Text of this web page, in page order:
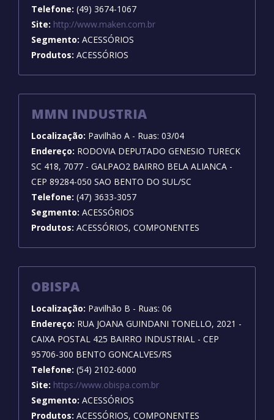
Telefone: (49) 3674-1067
Site: http://www.maken.com.br
Segmento: ACESSÓRIOS
Produtos: ACESSÓRIOS
MMN INDUSTRIA
Localização: Pavilhão A - Ruas: 03/04
Endereço: RODOVIA DEPUTADO GENESIO TURECK
SC 418, 7077 - GALPAO2 BAIRRO BELA ALIANCA -
CEP 89284-050 SAO BENTO DO SUL/SC
Telefone: (47) 3633-3057
Segmento: ACESSÓRIOS
Produtos: ACESSÓRIOS, COMPONENTES
OBISPA
Localização: Pavilhão B - Ruas: 06
Endereço: RUA JOANA GUINDANI TONELLO, 2021 -
CAIXA POSTAL 425 BAIRRO INDUSTRIAL - CEP
95706-300 BENTO GONCALVES/RS
Telefone: (54) 2102-6000
Site: https://www.obispa.com.br
Segmento: ACESSÓRIOS
Produtos: ACESSÓRIOS, COMPONENTES